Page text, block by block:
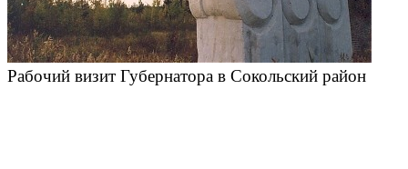
Рабочий визит Губернатора в Сокольский район